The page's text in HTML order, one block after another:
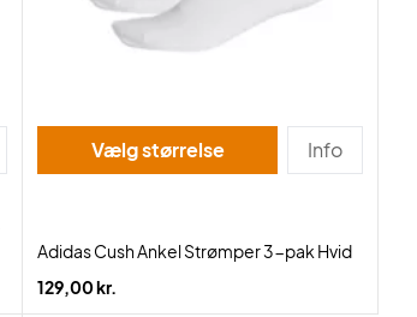
Vælg størrelse Info
Adidas Cush Ankel Strømper 3-pak Hvid
129,00 kr.